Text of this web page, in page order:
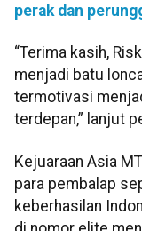
perak dan
“Terima kasih,
menjadi batu
termotivasi
terdepan,” lanjut
Kejuaraan Asia
para pembalap
keberhasilan